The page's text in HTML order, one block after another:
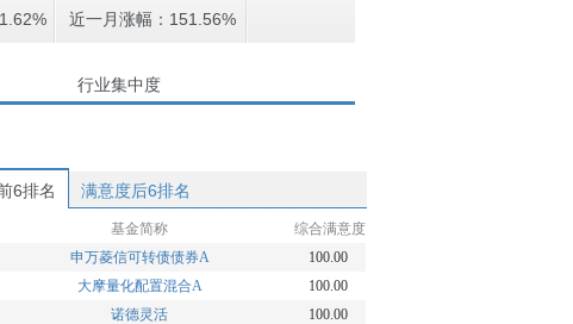
近一月涨幅：151.56%
行业集中度
6排名 满意度后6排名
基金简称
综合满意度
申万菱信可转债债券A
100.00
大摩量化配置混合A
100.00
诺德灵活
100.00